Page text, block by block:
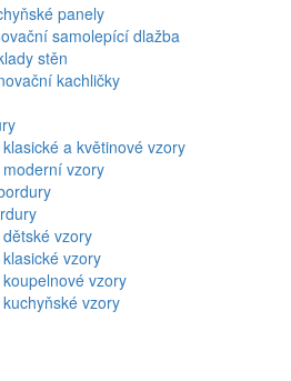
panely
samolepící dlažba
stěn
kachličky
a květinové vzory
vzory
vzory
vzory
vzory
vzory